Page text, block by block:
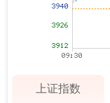
上证指数